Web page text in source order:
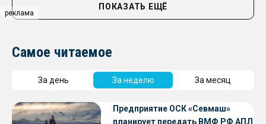
реклама
ПОКАЗАТЬ ЕЩЁ
Самое читаемое
За день За неделю За месяц
Предприятие ОСК «Севмаш»
планирует передать ВМФ РФ АПЛ